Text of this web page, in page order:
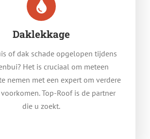
Daklekkage
of dak schade opgelopen tijdens
Het is cruciaal om meteen
nemen met een expert om verdere
Top-Roof is de partner
die u zoekt.